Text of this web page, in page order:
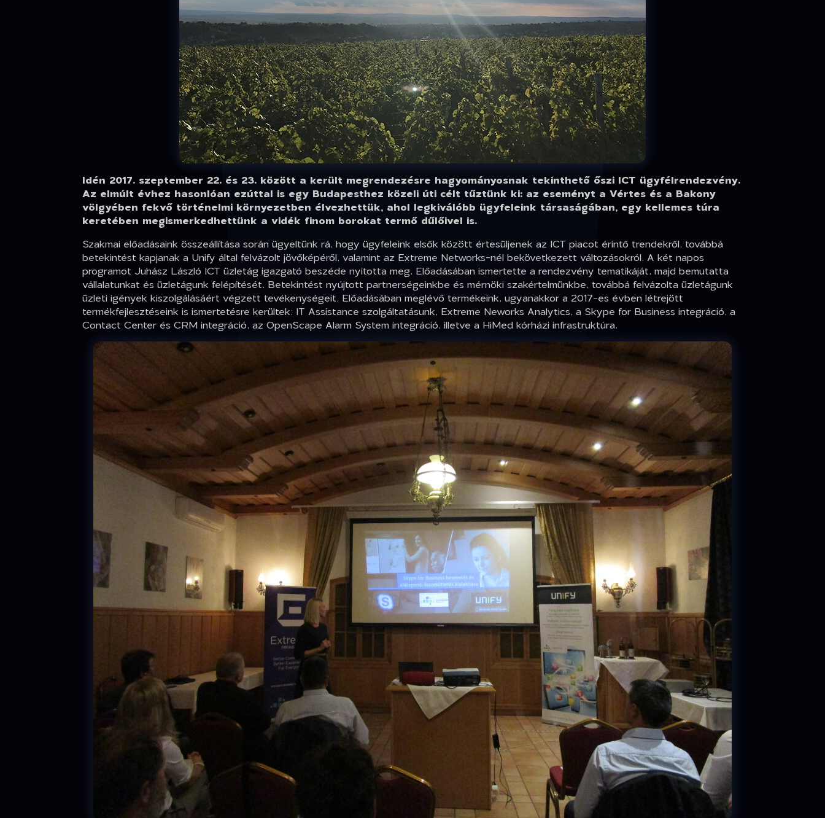
Idén 2017. szeptember 22. és 23. között a került megrendezésre hagyományosnak tekinthető őszi ICT ügyfélrendezvény.
Az elmúlt évhez hasonlóan ezúttal is egy Budapesthez közeli úti célt tűztünk ki: az eseményt a Vértes és a Bakony
völgyében fekvő történelmi környezetben élvezhettük, ahol legkiválóbb ügyfeleink társaságában, egy kellemes túra
keretében megismerkedhettünk a vidék finom borokat termő dűlőivel is.
Szakmai előadásaink összeállítása során ügyeltünk rá, hogy ügyfeleink elsők között értesüljenek az ICT piacot érintő trendekről, továbbá
betekintést kapjanak a Unify által felvázolt jövőképéről, valamint az Extreme Networks-nél bekövetkezett változásokról. A két napos
programot Juhász László ICT üzletág igazgató beszéde nyitotta meg. Előadásában ismertette a rendezvény tematikáját, majd bemutatta
vállalatunkat és üzletágunk felépítését. Betekintést nyújtott partnerségeinkbe és mérnöki szakértelmünkbe, továbbá felvázolta üzletágunk
üzleti igények kiszolgálásáért végzett tevékenységeit. Előadásában meglévő termékeink, ugyanakkor a 2017-es évben létrejött
termékfejlesztéseink is ismertetésre kerültek: IT Assistance szolgáltatásunk, Extreme Neworks Analytics, a Skype for Business integráció, a
Contact Center és CRM integráció, az OpenScape Alarm System integráció, illetve a HiMed kórházi infrastruktúra.